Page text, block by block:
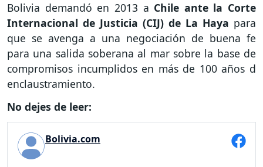
Bolivia demandó en 2013 a Chile ante la Corte
Internacional de Justicia (CIJ) de La Haya para
que se avenga a una negociación de buena fe
para una salida soberana al mar sobre la base de
compromisos incumplidos en más de 100 años d
enclaustramiento.
No dejes de leer:
Bolivia.com